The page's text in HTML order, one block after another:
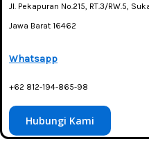
Jl. Pekapuran No.215, RT.3/RW.5,
Jawa Barat 16462
Whatsapp
+62 812-194-865-98
Hubungi Kami